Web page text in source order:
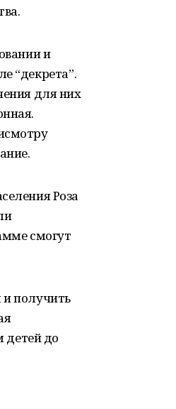
и
“декрета”.
для них
Роза
смогут
получить
до